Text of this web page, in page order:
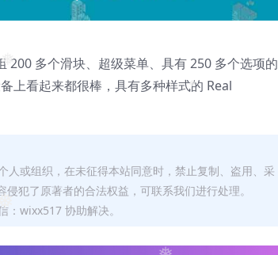
❅
多个滑块、超级菜单、具有 250 多个选项的
上看起来都很棒，具有多种样式的 Real
或组织，在未征得本站同意时，禁止复制、盗用、采
犯了原著者的合法权益，可联系我们进行处理。
wixx517 协助解决。